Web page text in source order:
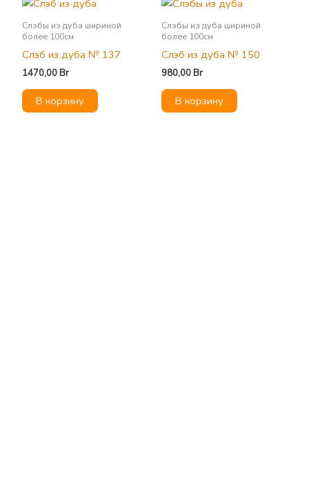
Слэбы из дуба шириной
более 100см
Слэб из дуба № 137
1470,00Br
В корзину
Слэбы из дуба шириной
более 100см
Слэб из дуба № 150
980,00Br
В корзину